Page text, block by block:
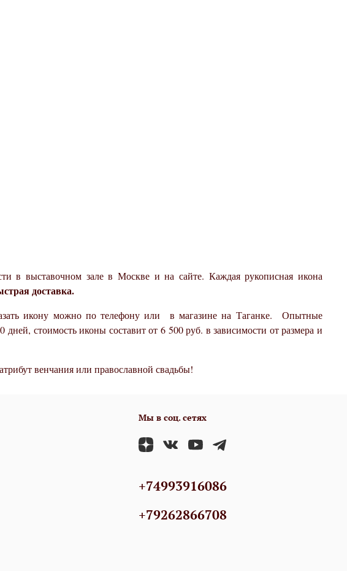
в выставочном зале в Москве и на сайте. Каждая рукописная икона
доставка.
икону можно по телефону или в магазине на Таганке. Опытные
стоимость иконы составит от 6 500 руб. в зависимости от размера и
венчания или православной свадьбы!
Мы в соц. сетях
+74993916086
+79262866708